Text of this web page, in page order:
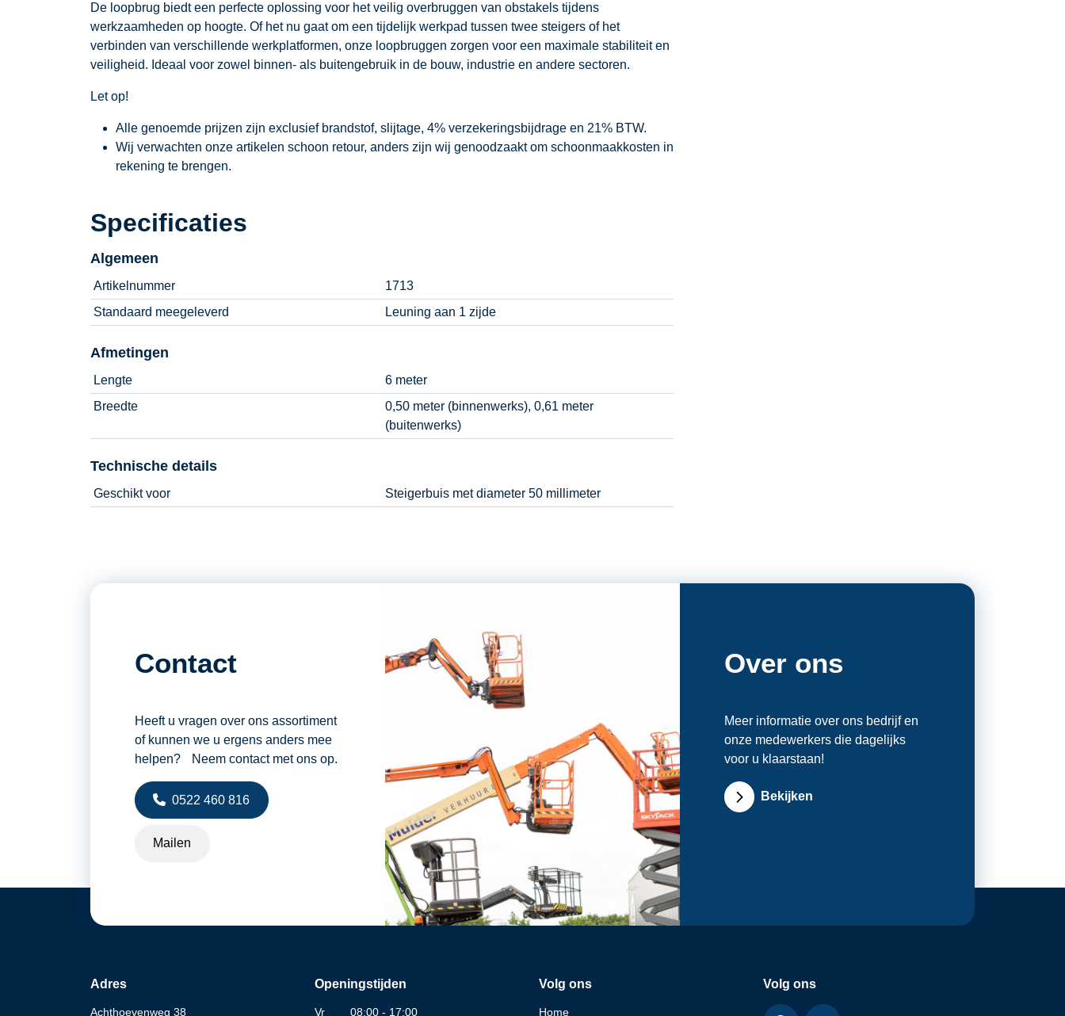
De loopbrug biedt een perfecte oplossing voor het veilig overbruggen van obstakels tijdens
werkzaamheden op hoogte. Of het nu gaat om een tijdelijk werkpad tussen twee steigers of het
verbinden van verschillende werkplatformen, onze loopbruggen zorgen voor een maximale stabiliteit en
veiligheid. Ideaal voor zowel binnen- als buitengebruik in de bouw, industrie en andere sectoren.
Let op!
Alle genoemde prijzen zijn exclusief brandstof, slijtage, 4% verzekeringsbijdrage en 21% BTW.
Wij verwachten onze artikelen schoon retour, anders zijn wij genoodzaakt om schoonmaakkosten in
rekening te brengen.
Specificaties
Algemeen
Artikelnummer
1713
Standaard meegeleverd
Leuning aan 1 zijde
Afmetingen
Lengte
6 meter
Breedte
0,50 meter (binnenwerks), 0,61 meter
(buitenwerks)
Technische details
Geschikt voor Steigerbuis met diameter 50 millimeter
Contact
Heeft u vragen over ons assortiment
of kunnen we u ergens anders mee
helpen? Neem contact met ons op.
0522 460 816
Mailen
Over ons
Meer informatie over ons bedrijf en
onze medewerkers die dagelijks
voor u klaarstaan!
Bekijken
Adres
Achthoevenweg 38
Openingstijden
Vr 08:00 - 17:00
Volg ons
Home
Volg ons